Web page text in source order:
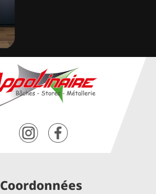
Coordonnées